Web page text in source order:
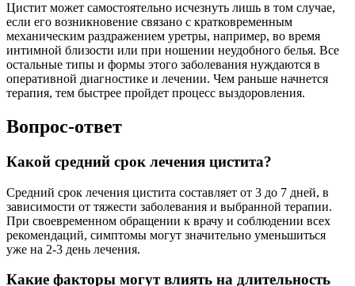
Цистит может самостоятельно исчезнуть лишь в том случае,
если его возникновение связано с кратковременным
механическим раздражением уретры, например, во время
интимной близости или при ношении неудобного белья. Все
остальные типы и формы этого заболевания нуждаются в
оперативной диагностике и лечении. Чем раньше начнется
терапия, тем быстрее пройдет процесс выздоровления.
Вопрос-ответ
Какой средний срок лечения цистита?
Средний срок лечения цистита составляет от 3 до 7 дней, в
зависимости от тяжести заболевания и выбранной терапии.
При своевременном обращении к врачу и соблюдении всех
рекомендаций, симптомы могут значительно уменьшиться
уже на 2-3 день лечения.
Какие факторы могут влиять на длительность